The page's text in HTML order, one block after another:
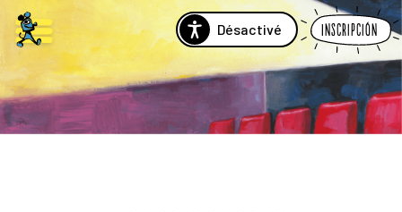
Désactivé Inscripción